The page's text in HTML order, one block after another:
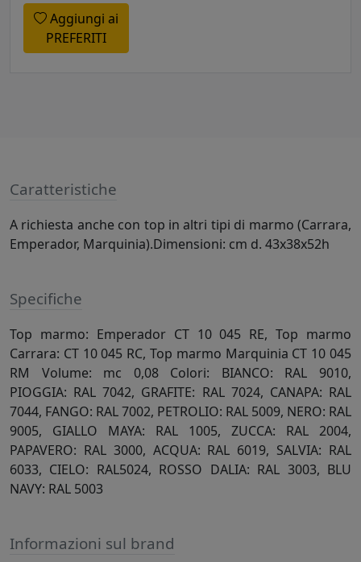
Aggiungi ai
PREFERITI
Caratteristiche
A richiesta anche con top in altri tipi di marmo (Carrara,
Emperador, Marquinia).Dimensioni: cm d. 43x38x52h
Specifiche
Top marmo: Emperador CT 10 045 RE, Top marmo
Carrara: CT 10 045 RC, Top marmo Marquinia CT 10 045
RM Volume: mc 0,08 Colori: BIANCO: RAL 9010,
PIOGGIA: RAL 7042, GRAFITE: RAL 7024, CANAPA: RAL
7044, FANGO: RAL 7002, PETROLIO: RAL 5009, NERO: RAL
9005, GIALLO MAYA: RAL 1005, ZUCCA: RAL 2004,
PAPAVERO: RAL 3000, ACQUA: RAL 6019, SALVIA: RAL
6033, CIELO: RAL5024, ROSSO DALIA: RAL 3003, BLU
NAVY: RAL 5003
Informazioni sul brand